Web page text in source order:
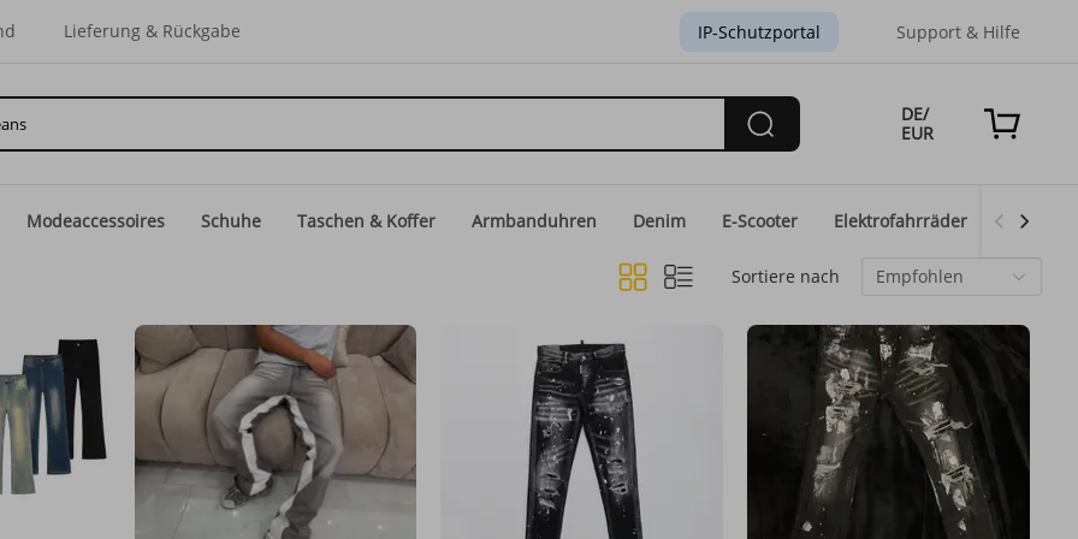
Lieferung & Rückgabe IP-Schutzportal Support & Hilfe
DE/
EUR
Modeaccessoires Schuhe Taschen & Koffer Armbanduhren Denim E-Scooter Elektrofahrräder Eid-
Sortiere nach Empfohlen